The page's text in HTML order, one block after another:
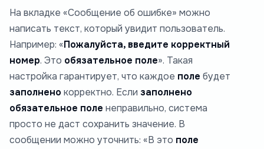
На вкладке «Сообщение об ошибке» можно
написать текст, который увидит пользователь.
Например: «Пожалуйста, введите корректный
номер. Это обязательное поле». Такая
настройка гарантирует, что каждое поле будет
заполнено корректно. Если заполнено
обязательное поле неправильно, система
просто не даст сохранить значение. В
сообщении можно уточнить: «В это поле